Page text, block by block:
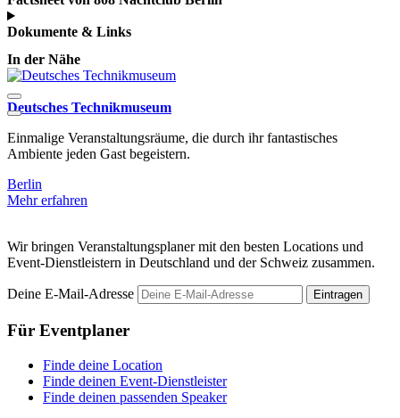
Dokumente & Links
In der Nähe
Deutsches Technikmuseum
Einmalige Veranstaltungsräume, die durch ihr fantastisches
Ambiente jeden Gast begeistern.
Berlin
Mehr erfahren
Wir bringen Veranstaltungsplaner mit den besten Locations und
Event-Dienstleistern in Deutschland und der Schweiz zusammen.
Deine E-Mail-Adresse Eintragen
Für Eventplaner
Finde deine Location
Finde deinen Event-Dienstleister
Finde deinen passenden Speaker